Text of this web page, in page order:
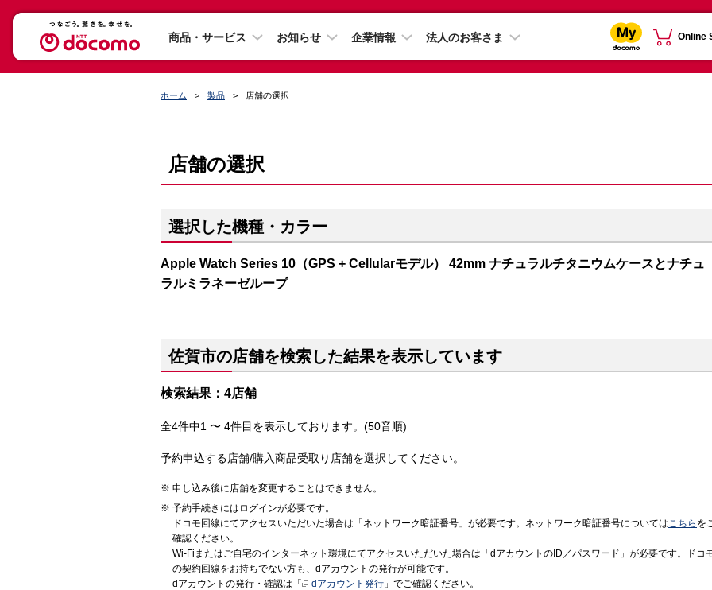
商品・サービス お知らせ 企業情報 法人のお客さま Online
ホーム 製品 店舗の選択
店舗の選択
選択した機種・カラー
Apple Watch Series 10（GPS + Cellularモデル） 42mm ナチュラルチタニウムケースとナチュ
ラルミラネーゼループ
佐賀市の店舗を検索した結果を表示しています
検索結果：4店舗
全4件中1 〜 4件目を表示しております。(50音順)
予約申込する店舗/購入商品受取り店舗を選択してください。
申し込み後に店舗を変更することはできません。
予約手続きにはログインが必要です。
ドコモ回線にてアクセスいただいた場合は「ネットワーク暗証番号」が必要です。ネットワーク暗証番号についてはこちら を
確認ください。
Wi-Fiまたはご自宅のインターネット環境にてアクセスいただいた場合は「dアカウントのID／パスワード」が必要です。ドコ
の契約回線をお持ちでない方も、dアカウントの発行が可能です。
dアカウントの発行・確認は「
dアカウント発行 」でご確認ください。